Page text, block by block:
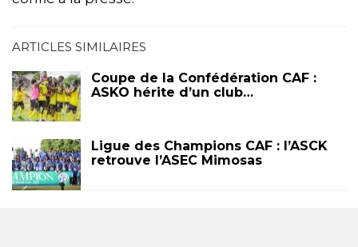
ARTICLES SIMILAIRES
Coupe de la Confédération CAF :
ASKO hérite d’un club…
Ligue des Champions CAF : l’ASCK
retrouve l’ASEC Mimosas